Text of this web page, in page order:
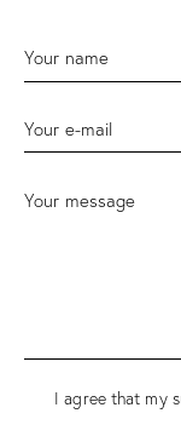
I agree that my